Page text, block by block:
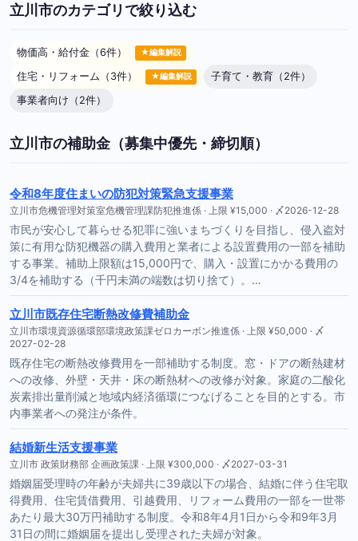
立川市のカテゴリで絞り込む
物価高・給付金（6件） ★編集解説
住宅・リフォーム（3件） ★編集解説
子育て・教育（2件）
事業者向け（2件）
立川市の補助金（募集中優先・締切順）
令和8年度住まいの防犯対策緊急支援事業
立川市危機管理対策室危機管理課防犯推進係 · 上限 ¥15,000 · 〆2026-12-28
市民が安心して暮らせる犯罪に強いまちづくりを目指し、侵入盗対
策に有用な防犯機器の購入費用と業者による設置費用の一部を補助
する事業。補助上限額は15,000円で、購入・設置にかかる費用の
3/4を補助する（千円未満の端数は切り捨て）。…
立川市既存住宅断熱改修費補助金
立川市環境資源循環部環境政策課ゼロカーボン推進係 · 上限 ¥50,000 · 〆
2027-02-28
既存住宅の断熱改修費用を一部補助する制度。窓・ドアの断熱建材
への改修、外壁・天井・床の断熱材への改修が対象。家庭の二酸化
炭素排出量削減と地域内経済循環につなげることを目的とする。市
内事業者への発注が条件。
結婚新生活支援事業
立川市 政策財務部 企画政策課 · 上限 ¥300,000 · 〆2027-03-31
婚姻届受理時の年齢が夫婦共に39歳以下の場合、結婚に伴う住宅取
得費用、住宅賃借費用、引越費用、リフォーム費用の一部を一世帯
あたり最大30万円補助する制度。令和8年4月1日から令和9年3月
31日の間に婚姻届を提出し受理された夫婦が対象。